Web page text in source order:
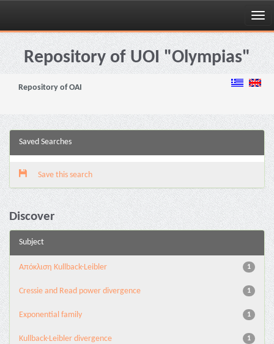
Skip
navigationRepository of UOI "Olympias"
Repository of OAI
Saved Searches
Save this search
Discover
Subject
1
Aπόκλιση Kullback-Leibler
1
Cressie and Read power divergence
1
Exponential family
1
Kullback-Leibler divergence